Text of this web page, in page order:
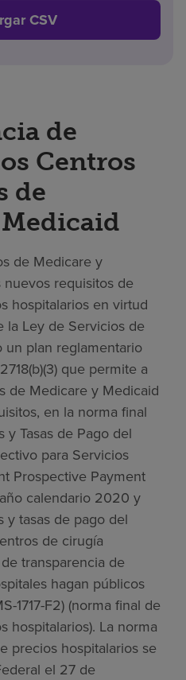
CSV
de
Centros
de
de Medicare y
requisitos de
hospitalarios en virtud
la Ley de Servicios de
un plan reglamentario
que permite a
de Medicare y Medicaid
en la norma final
y Tasas de Pago del
para Servicios
Prospective Payment
calendario 2020 y
y tasas de pago del
de cirugía
transparencia de
hagan públicos
1717-F2) (norma final de
hospitalarios). La norma
precios hospitalarios se
el 27 de